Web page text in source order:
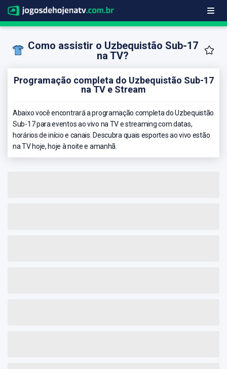
Como assistir o Uzbequistão Sub-17
na TV?
Programação completa do Uzbequistão Sub-17
na TV e Stream
Abaixo você encontrará a programação completa do Uzbequistão
Sub-17 para eventos ao vivo na TV e streaming com datas,
horários de início e canais. Descubra quais esportes ao vivo estão
na TV hoje, hoje à noite e amanhã.